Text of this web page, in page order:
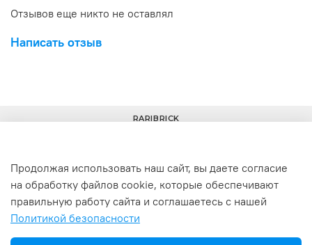
Отзывов еще никто не оставлял
Написать отзыв
+7(977) 633-00-30
info@raribrick.ru
г. Москва, Перерва ул., 52, стр. 1
RARIBRICK
Продолжая использовать наш сайт, вы даете согласие
на обработку файлов cookie, которые обеспечивают
правильную работу сайта и соглашаетесь с нашей
Политикой безопасности